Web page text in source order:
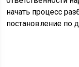
начать процесс
постановление по